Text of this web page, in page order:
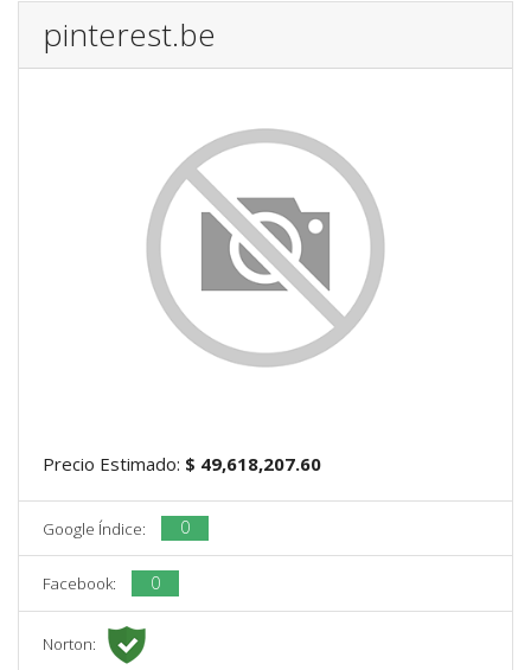
pinterest.be
Precio Estimado: $ 49,618,207.60
Google Índice: 0
Facebook: 0
Norton: